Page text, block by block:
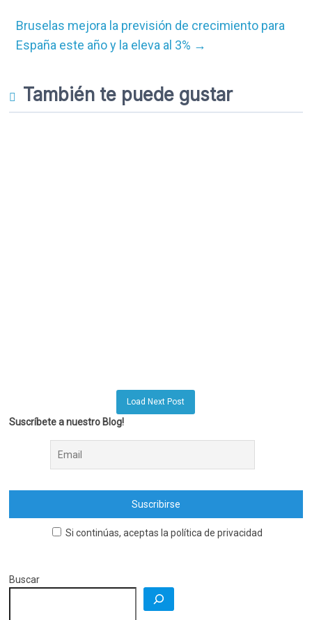
Bruselas mejora la previsión de crecimiento para
España este año y la eleva al 3% →
También te puede gustar
Load Next Post
Suscríbete a nuestro Blog!
Si continúas, aceptas la política de privacidad
Buscar